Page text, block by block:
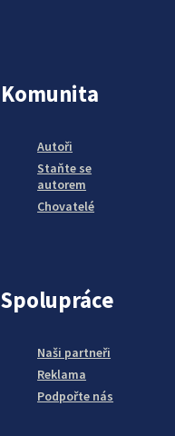
Komunita
Autoři
Staňte se
autorem
Chovatelé
Spolupráce
Naši partneři
Reklama
Podpořte nás